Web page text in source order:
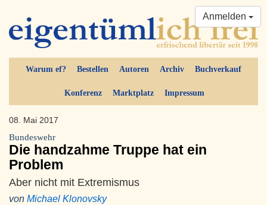
Warum ef? Bestellen Autoren Archiv Buchverkauf
Konferenz Marktplatz Impressum
Anmelden
08. Mai 2017
Bundeswehr
Die handzahme Truppe hat ein
Problem
Aber nicht mit Extremismus
von Michael Klonovsky